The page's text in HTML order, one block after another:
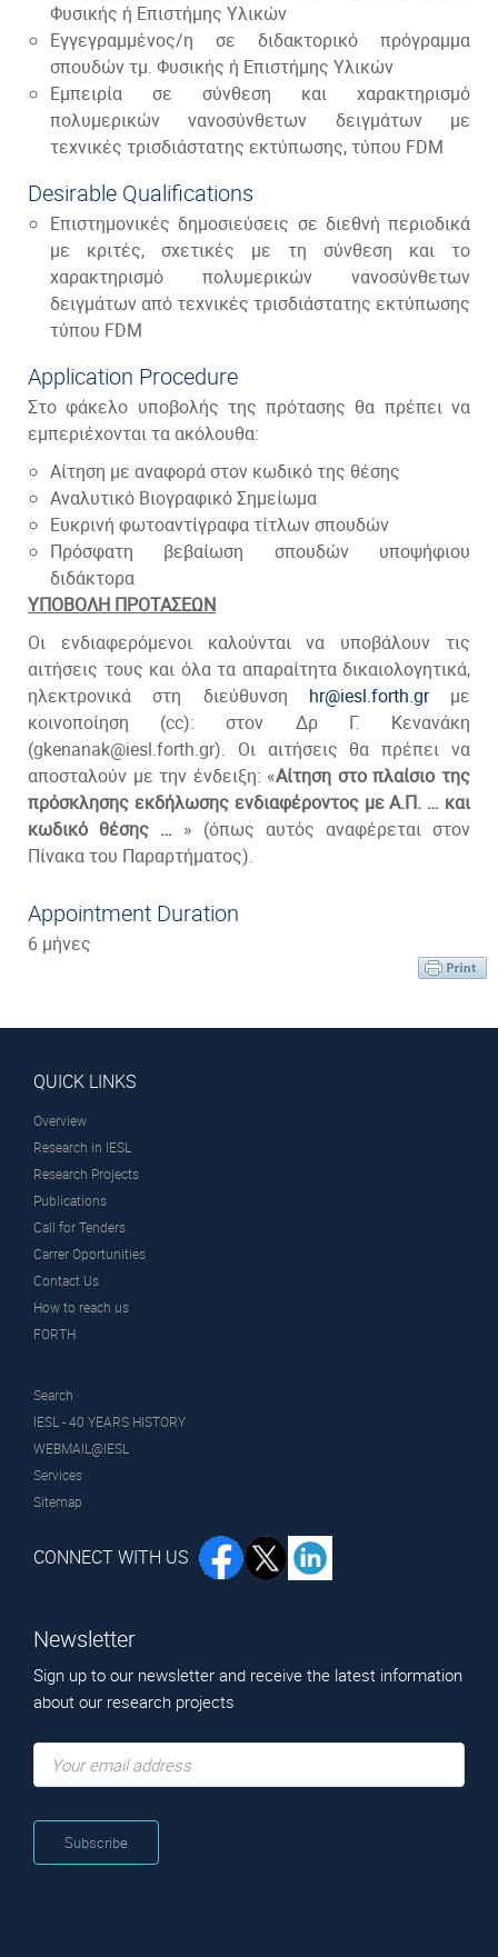
Φυσικής ή Επιστήμης Υλικών
Εγγεγραμμένος/η σε διδακτορικό πρόγραμμα
σπουδών τμ. Φυσικής ή Επιστήμης Υλικών
Εμπειρία σε σύνθεση και χαρακτηρισμό
πολυμερικών νανοσύνθετων δειγμάτων με
τεχνικές τρισδιάστατης εκτύπωσης, τύπου FDM
Desirable Qualifications
Επιστημονικές δημοσιεύσεις σε διεθνή περιοδικά
με κριτές, σχετικές με τη σύνθεση και το
χαρακτηρισμό πολυμερικών νανοσύνθετων
δειγμάτων από τεχνικές τρισδιάστατης εκτύπωσης
τύπου FDM
Application Procedure
Στο φάκελο υποβολής της πρότασης θα πρέπει να
εμπεριέχονται τα ακόλουθα:
Αίτηση με αναφορά στον κωδικό της θέσης
Αναλυτικό Βιογραφικό Σημείωμα
Ευκρινή φωτοαντίγραφα τίτλων σπουδών
Πρόσφατη βεβαίωση σπουδών υποψήφιου
διδάκτορα
ΥΠΟΒΟΛΗ ΠΡΟΤΑΣΕΩΝ
Οι ενδιαφερόμενοι καλούνται να υποβάλουν τις
αιτήσεις τους και όλα τα απαραίτητα δικαιολογητικά,
ηλεκτρονικά στη διεύθυνση hr@iesl.forth.grμε
κοινοποίηση (cc): στον Δρ Γ. Κενανάκη
(gkenanak@iesl.forth.gr). Οι αιτήσεις θα πρέπει να
αποσταλούν με την ένδειξη: «Αίτηση στο πλαίσιο της
πρόσκλησης εκδήλωσης ενδιαφέροντος με Α.Π. … και
κωδικό θέσης … » (όπως αυτός αναφέρεται στον
Πίνακα του Παραρτήματος).
Appointment Duration
6 μήνες
QUICK LINKS
Overview
Research in IESL
Research Projects
Publications
Call for Tenders
Carrer Oportunities
Contact Us
How to reach us
FORTH
Search
IESL - 40 YEARS HISTORY
WEBMAIL@IESL
Services
Sitemap
CONNECT WITH US
Newsletter
Sign up to our newsletter and receive the latest information
about our research projects